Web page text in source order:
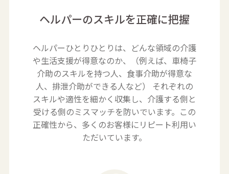
ヘルパーのスキルを正確に把握
ヘルパーひとりひとりは、どんな領域の介護
や生活支援が得意なのか、（例えば、車椅子
介助のスキルを持つ人、食事介助が得意な
人、排泄介助ができる人など） それぞれの
スキルや適性を細かく収集し、介護する側と
受ける側のミスマッチを防いでいます。この
正確性から、 多くのお客様にリピート利用い
ただいています。